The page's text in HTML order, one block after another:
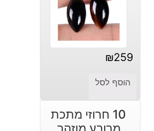
₪259
הוסף לסל
10 חרוזי מתכת
מרובע מוזהב